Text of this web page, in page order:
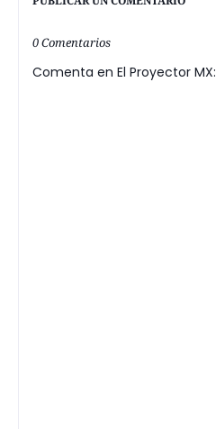
0 Comentarios
Comenta en El Proyector MX: